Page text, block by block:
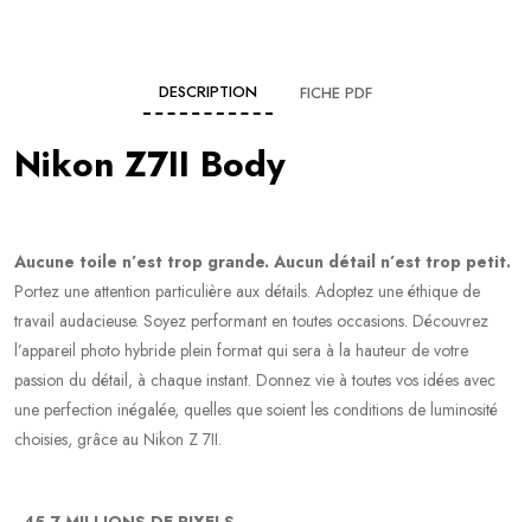
DESCRIPTION FICHE PDF
Nikon Z7II Body
Aucune toile n’est trop grande. Aucun détail n’est trop petit.
Portez une attention particulière aux détails. Adoptez une éthique de
travail audacieuse. Soyez performant en toutes occasions. Découvrez
l’appareil photo hybride plein format qui sera à la hauteur de votre
passion du détail, à chaque instant. Donnez vie à toutes vos idées avec
une perfection inégalée, quelles que soient les conditions de luminosité
choisies, grâce au Nikon Z 7II.